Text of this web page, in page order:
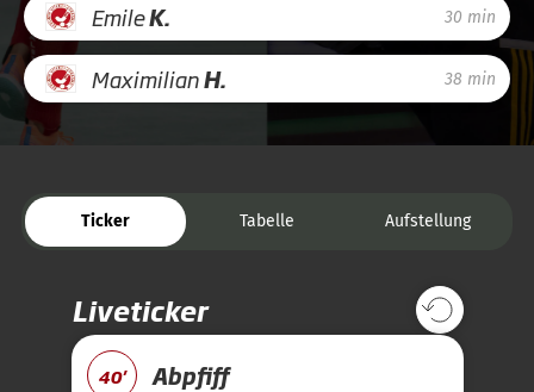
EmileK. 30 min
MaximilianH. 38 min
Ticker Tabelle Aufstellung
Liveticker
40' Abpfiff